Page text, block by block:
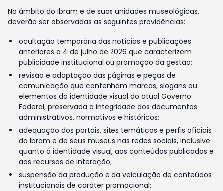
No âmbito do Ibram e de suas unidades museológicas,
deverão ser observadas as seguintes providências:
ocultação temporária das notícias e publicações
anteriores a 4 de julho de 2026 que caracterizem
publicidade institucional ou promoção da gestão;
revisão e adaptação das páginas e peças de
comunicação que contenham marcas, slogans ou
elementos da identidade visual do atual Governo
Federal, preservada a integridade dos documentos
administrativos, normativos e históricos;
adequação dos portais, sites temáticos e perfis oficiais
do Ibram e de seus museus nas redes sociais, inclusive
quanto à identidade visual, aos conteúdos publicados e
aos recursos de interação;
suspensão da produção e da veiculação de conteúdos
institucionais de caráter promocional;